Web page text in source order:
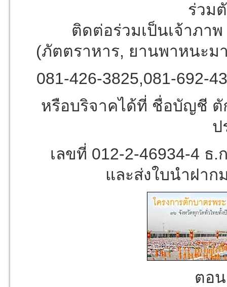
ร่วม
ติดต่อร่วมเป็นเจ้าภา
(ภัตตราหาร, ยานพาหนะ
081-426-3825,081-692-
หรือบริจาคได้ที่ ชื่อบัญชี ตั
ป
เลขที่ 012-2-46934-4
และส่งใบนำฝาก
ตอ